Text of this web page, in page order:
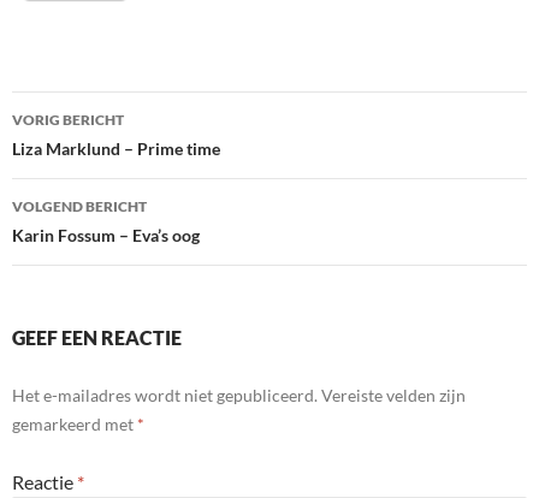
Bericht
navigatie
VORIG BERICHT
Liza Marklund – Prime time
VOLGEND BERICHT
Karin Fossum – Eva’s oog
GEEF EEN REACTIE
Het e-mailadres wordt niet gepubliceerd. Vereiste velden zijn
gemarkeerd met *
Reactie *